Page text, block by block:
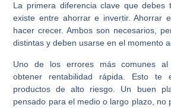
La primera diferencia clave que
existe entre ahorrar e invertir. Ahorrar
hacer crecer. Ambos son necesarios,
distintas y deben usarse en el momento
Uno de los errores más comunes
obtener rentabilidad rápida. Esto te
productos de alto riesgo. Un buen
pensado para el medio o largo plazo, no